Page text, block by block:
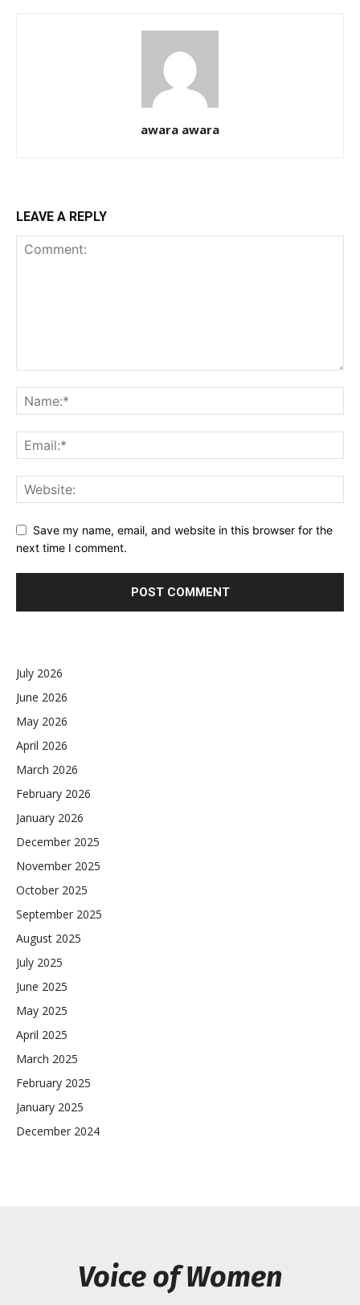
awara awara
LEAVE A REPLY
Save my name, email, and website in this browser for the
next time I comment.
July 2026
June 2026
May 2026
April 2026
March 2026
February 2026
January 2026
December 2025
November 2025
October 2025
September 2025
August 2025
July 2025
June 2025
May 2025
April 2025
March 2025
February 2025
January 2025
December 2024
Voice of Women